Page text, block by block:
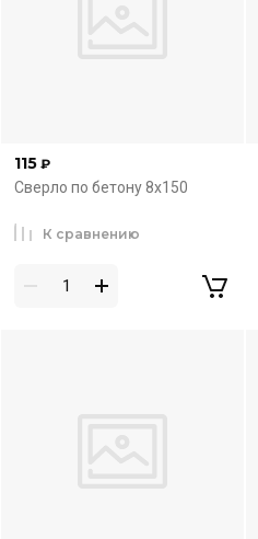
115 ₽
Сверло по бетону 8х150
К сравнению